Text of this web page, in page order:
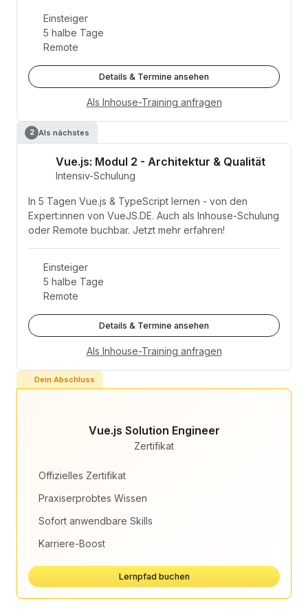
Einsteiger
5 halbe Tage
Remote
Details & Termine ansehen
Als Inhouse-Training anfragen
2 Als nächstes
Vue.js: Modul 2 - Architektur & Qualität
Intensiv-Schulung
In 5 Tagen Vue.js & TypeScript lernen - von den
Expert:innen von VueJS.DE. Auch als Inhouse-Schulung
oder Remote buchbar. Jetzt mehr erfahren!
Einsteiger
5 halbe Tage
Remote
Details & Termine ansehen
Als Inhouse-Training anfragen
Dein Abschluss
Vue.js Solution Engineer
Zertifikat
Offizielles Zertifikat
Praxiserprobtes Wissen
Sofort anwendbare Skills
Karriere-Boost
Lernpfad buchen